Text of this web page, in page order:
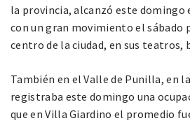
la provincia, alcanzó este domingo
con un gran movimiento el sábado
centro de la ciudad, en sus teatros,
También en el Valle de Punilla, en
registraba este domingo una
que en Villa Giardino el promedio